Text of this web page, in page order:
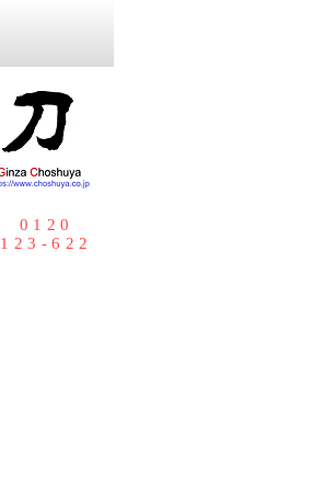
0120
123-622